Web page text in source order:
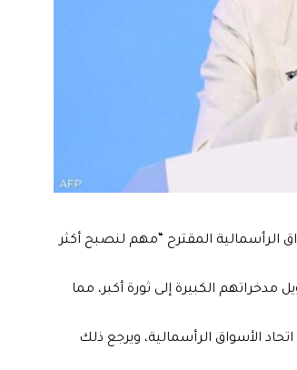
الرأسمالية المقترح “مهم لنصبح أكثر
مدخراتهم الكبيرة إلى ثورة أكبر، مما
الأسواق الرأسمالية، ويرجع ذلك